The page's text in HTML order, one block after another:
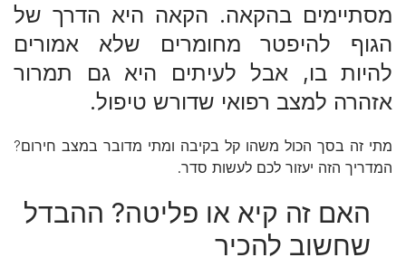
מסתיימים בהקאה. הקאה היא הדרך של
הגוף להיפטר מחומרים שלא אמורים
להיות בו, אבל לעיתים היא גם תמרור
אזהרה למצב רפואי שדורש טיפול.
מתי זה בסך הכול משהו קל בקיבה ומתי מדובר במצב חירום?
המדריך הזה יעזור לכם לעשות סדר.
האם זה קיא או פליטה? ההבדל
שחשוב להכיר